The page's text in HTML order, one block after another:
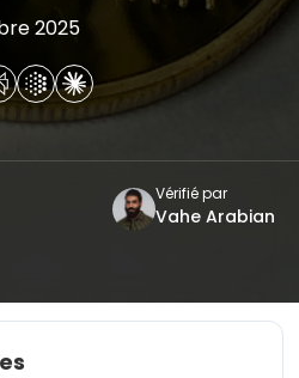
2025
Vérifié par
Vahe Arabian